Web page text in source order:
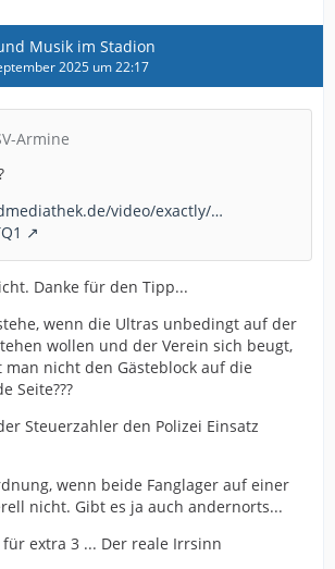
Musik im Stadion
2025 um 22:17
Armine
video/exactly/…
Danke für den Tipp...
wenn die Ultras unbedingt auf der
wollen und der Verein sich beugt,
nicht den Gästeblock auf die
Seite???
Steuerzahler den Polizei Einsatz
wenn beide Fanglager auf einer
nicht. Gibt es ja auch andernorts...
extra 3 ... Der reale Irrsinn